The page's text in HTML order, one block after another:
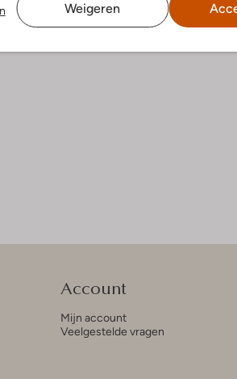
Weigeren
Account
Mijn account
Veelgestelde vragen